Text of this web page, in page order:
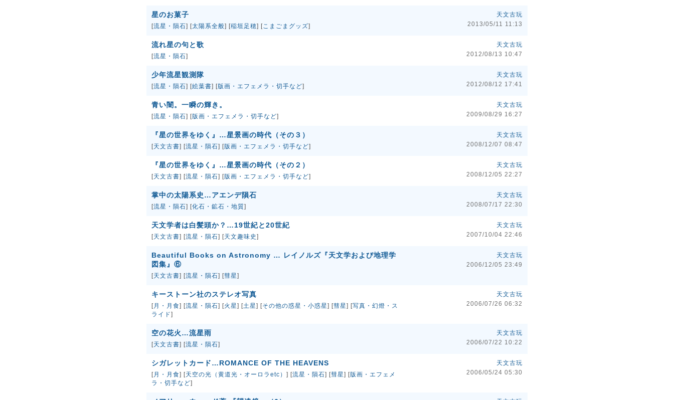
星のお菓子
[流星・隕石] [太陽系全般] [稲垣足穂] [こまごまグッズ]
天文古玩
2013/05/11 11:13
流れ星の句と歌
[流星・隕石]
天文古玩
2012/08/13 10:47
少年流星観測隊
[流星・隕石] [絵葉書] [版画・エフェメラ・切手など]
天文古玩
2012/08/12 17:41
青い闇。一瞬の輝き。
[流星・隕石] [版画・エフェメラ・切手など]
天文古玩
2009/08/29 16:27
『星の世界をゆく』…星景画の時代（その３）
[天文古書] [流星・隕石] [版画・エフェメラ・切手など]
天文古玩
2008/12/07 08:47
『星の世界をゆく』…星景画の時代（その２）
[天文古書] [流星・隕石] [版画・エフェメラ・切手など]
天文古玩
2008/12/05 22:27
掌中の太陽系史…アエンデ隕石
[流星・隕石] [化石・鉱石・地質]
天文古玩
2008/07/17 22:30
天文学者は白髪頭か？…19世紀と20世紀
[天文古書] [流星・隕石] [天文趣味史 ]
天文古玩
2007/10/04 22:46
Beautiful Books on Astronomy … レイノルズ『天文学および地理学
図集』⑥
[天文古書] [流星・隕石] [彗星]
天文古玩
2006/12/05 23:49
キーストーン社のステレオ写真
[月・月食] [流星・隕石] [火星] [土星] [その他の惑星・小惑星] [彗星] [写真・幻燈・ス
ライド]
天文古玩
2006/07/26 06:32
空の花火…流星雨
[天文古書] [流星・隕石]
天文古玩
2006/07/22 10:22
シガレットカード…ROMANCE OF THE HEAVENS
[月・月食] [天空の光（黄道光・オーロラetc） ] [流星・隕石] [彗星] [版画・エフェメ
ラ・切手など]
天文古玩
2006/05/24 05:30